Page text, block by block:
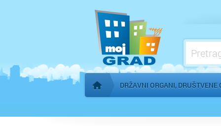
Početna stranica
DRŽAVNI ORGANI, DRUŠTVENE
Međunarodne organizacije
Mesne zajednice
Organi AP Vojvodine